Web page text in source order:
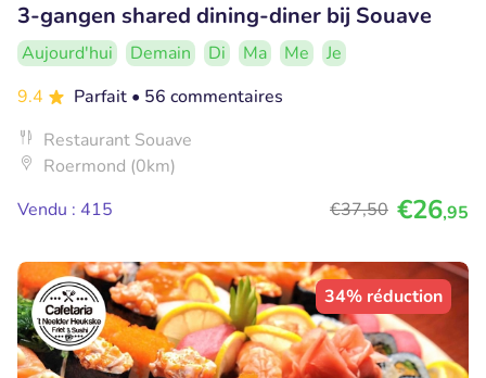
3-gangen shared dining-diner bij Souave
Aujourd'hui Demain Di Ma Me
Je
9.4
Parfait • 56 commentaires
Restaurant Souave
Roermond (0km)
Vendu : 415
€37,50 €26,95
34% réduction